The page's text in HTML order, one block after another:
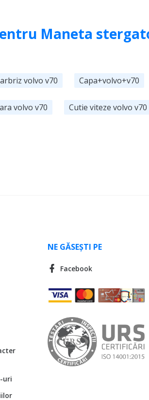
Maneta
volvo v70 Capa+volvo+v70
volvo v70 Cutie viteze volvo v70
uri
NE GĂSEȘTI PE
Facebook